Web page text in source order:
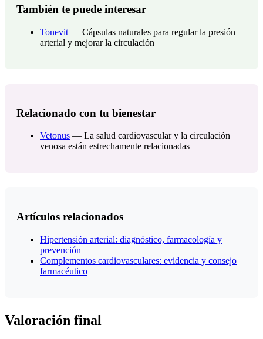
También te puede interesar
Tonevit — Cápsulas naturales para regular la presión
arterial y mejorar la circulación
Relacionado con tu bienestar
Vetonus — La salud cardiovascular y la circulación
venosa están estrechamente relacionadas
Artículos relacionados
Hipertensión arterial: diagnóstico, farmacología y
prevención
Complementos cardiovasculares: evidencia y consejo
farmacéutico
Valoración final